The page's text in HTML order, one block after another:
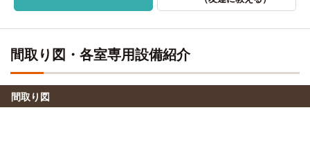
埼玉医科大学短期大学(毛呂山キャンパス)
間取り図・各室専用設備紹介
間取り図